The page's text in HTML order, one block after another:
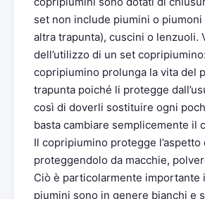
set non include piumini o piumoni
altra trapunta), cuscini o lenzuoli.
dell’utilizzo di un set
copripiumino prolunga la vita del
trapunta poiché li protegge
così di doverli sostituire ogni
basta cambiare semplicemente il
Il copripiumino protegge l’aspetto
proteggendolo da macchie,
Ciò è particolarmente importante
piumini sono in genere bianchi e